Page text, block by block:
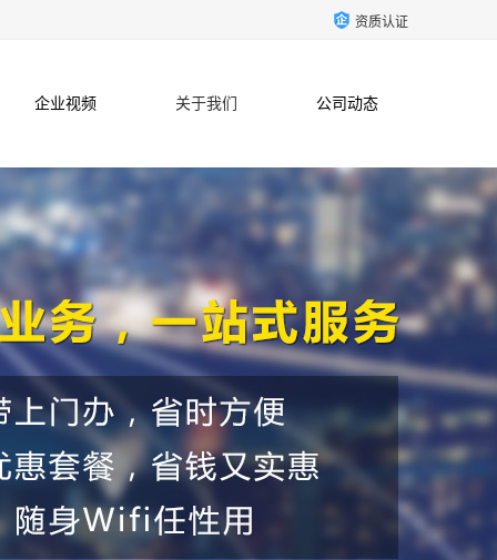
资质认证
企业视频 关于我们 公司动态
联系方式